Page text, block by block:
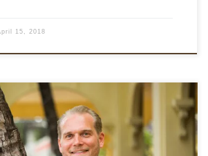
15, 2018
- eine gute Gewohnheit Viele
ihren Alltag als sehr hektisch und setzen